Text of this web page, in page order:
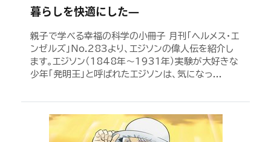
暮らしを快適にした―
親子で学べる幸福の科学の小冊子 月刊「ヘルメス・エ
ンゼルズ」No.283より、エジソンの偉人伝を紹介し
ます。エジソン（1848年～1931年）実験が大好きな
少年「発明王」と呼ばれたエジソンは、気になっ...